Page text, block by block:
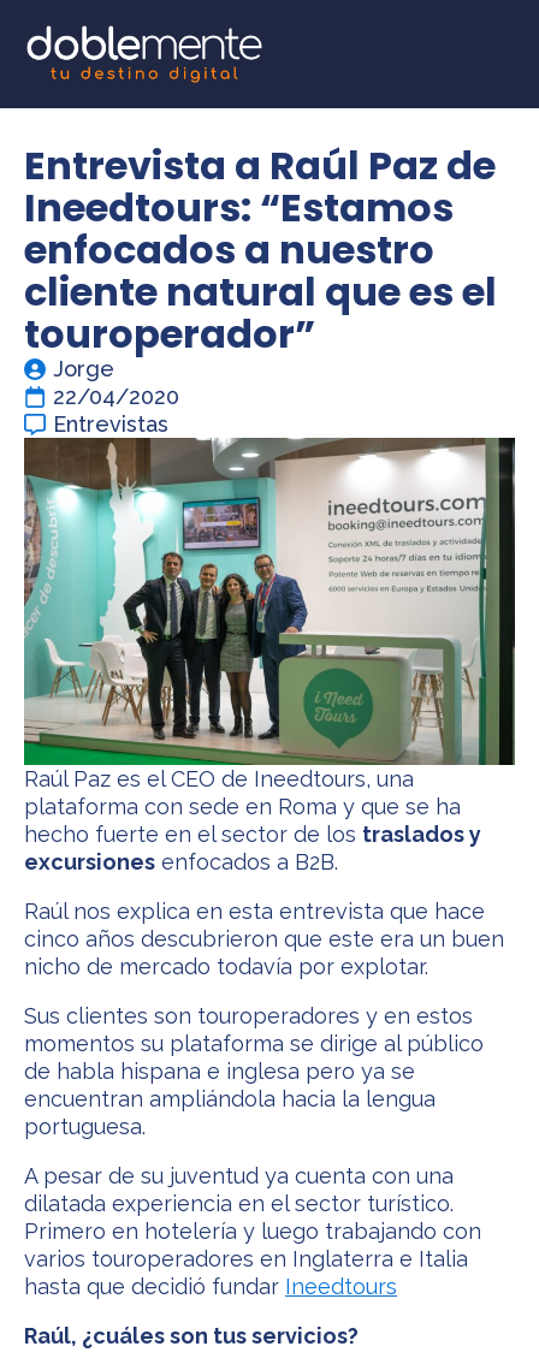
Entrevista a Raúl Paz de
Ineedtours: “Estamos
enfocados a nuestro
cliente natural que es el
touroperador”
Jorge
22/04/2020
Entrevistas
Raúl Paz es el CEO de Ineedtours, una
plataforma con sede en Roma y que se ha
hecho fuerte en el sector de los traslados y
excursiones enfocados a B2B.
Raúl nos explica en esta entrevista que hace
cinco años descubrieron que este era un buen
nicho de mercado todavía por explotar.
Sus clientes son touroperadores y en estos
momentos su plataforma se dirige al público
de habla hispana e inglesa pero ya se
encuentran ampliándola hacia la lengua
portuguesa.
A pesar de su juventud ya cuenta con una
dilatada experiencia en el sector turístico.
Primero en hotelería y luego trabajando con
varios touroperadores en Inglaterra e Italia
hasta que decidió fundar Ineedtours
Raúl, ¿cuáles son tus servicios?